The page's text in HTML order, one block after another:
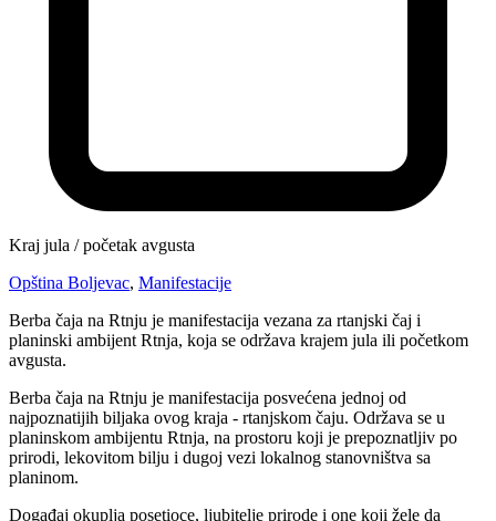
Kraj jula / početak avgusta
Opština Boljevac, Manifestacije
Berba čaja na Rtnju je manifestacija vezana za rtanjski čaj i
planinski ambijent Rtnja, koja se održava krajem jula ili početkom
avgusta.
Berba čaja na Rtnju je manifestacija posvećena jednoj od
najpoznatijih biljaka ovog kraja - rtanjskom čaju. Održava se u
planinskom ambijentu Rtnja, na prostoru koji je prepoznatljiv po
prirodi, lekovitom bilju i dugoj vezi lokalnog stanovništva sa
planinom.
Događaj okuplja posetioce, ljubitelje prirode i one koji žele da